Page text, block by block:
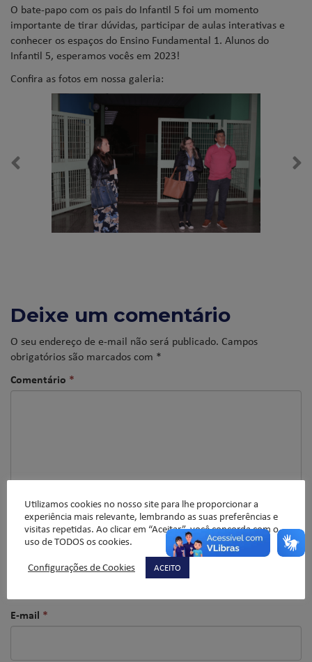
O bate-papo com os pais do Infantil 5 foi um momento
importante de tirar dúvidas, participar de aulas interativas e
conhecer os espaços do Ensino Fundamental 1. Alunos do
Infantil 5, esperamos vocês em 2023!
Confira as fotos em nossa galeria:
Deixe um comentário
O seu endereço de e-mail não será publicado. Campos
obrigatórios são marcados com *
Comentário *
Nome *
E-mail *
Utilizamos cookies no nosso site para lhe proporcionar a
experiência mais relevante, lembrando as suas preferências e
visitas repetidas. Ao clicar em “Aceitar”, você concorda com o
uso de TODOS os cookies.
Configurações de Cookies
ACEITO